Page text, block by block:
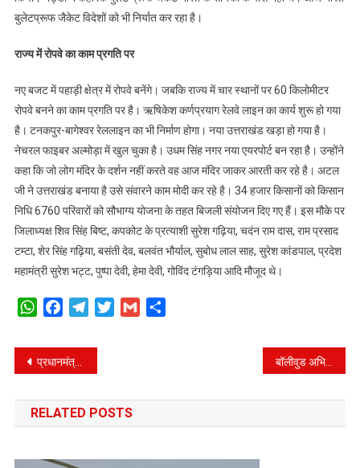
बुलेटप्रूफ जैकेट विदेशों को भी निर्यात कर रहा है।
राज्य में रोपवे का काम प्रगति पर
नए बजट में पहाड़ी क्षेत्र में रोपवे बनेंगे। जबकि राज्य में चार स्थानों पर 60 किलोमीटर
रोपवे बनने का काम प्रगति पर है। ऋषिकेश कर्णप्रयाग रेलवे लाइन का कार्य शुरू हो गया
है। टनकपुर-बागेश्वर रेललाइन का भी निर्माण होगा। नया उत्तराखंड खड़ा हो गया है।
नेचरल फाइबर अल्मोड़ा में खुल चुका है। उधम सिंह नगर नया एयरपोर्ट बन रहा है। उन्होंने
कहा कि जो लोग मंदिर के दर्शन नहीं करते वह आज मंदिर जाकर आरती कर रहे है। अटल
जी ने उत्तराखंड बनाया है उसे संवारने काम मोदी कर रहे है। 34 हजार किसानों को किसान
निधि 6760 परिवारों को सौभाग्य योजना के तहत बिजली संयोजन दिए गए हैं। इस मौके पर
जिलाध्यक्ष शिव सिंह बिष्ट, कपकोट के प्रत्याशी सुरेश गढ़िया, चदंन राम दास, राम प्रसाद
टम्टा, शेर सिंह गढ़िया, बसंती देव, बलवंत भौर्याल, सुबोध लाल साह, सुरेश कांडपाल, प्रदेश
महामंत्री सुरेश भट्ट, पुष्पा देवी, हेमा देवी, गोविंद टंगड़िया आदि मौजूद थे।
WhatsAppFacebookTelegramTwitterGmail
Post
navigation
प्रधानमंत्री नरेंद्र मोदी पहाड़ी टोपी में वर्चुअली हरिद्वार की जनता से जुड़े, कहा- पिछली सरकारों ने संसाधनों को लूटा, हमारे लिए उत्तराखंड देवभूमि है बॉलीवुड अभिनेत्री रिमी सेन ने थामा काँग्रेस का हाथ, हरदा को सीएम बनाने की अपील की
RELATED POSTS